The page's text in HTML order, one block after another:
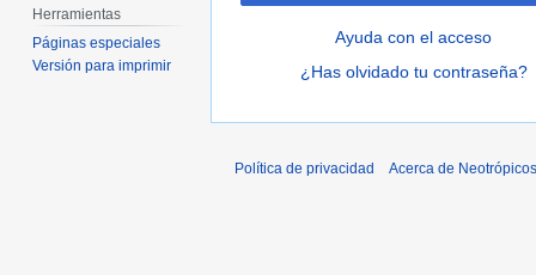
Ayuda con el acceso
¿Has olvidado tu contraseña?
Herramientas
Páginas especiales
Versión para imprimir
Política de privacidad Acerca de Neotrópicos